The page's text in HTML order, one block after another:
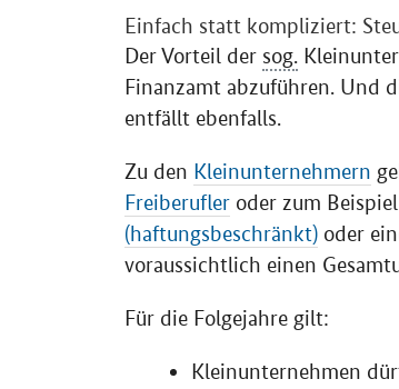
Einfach statt kompliziert:
Der Vorteil der sog.
Finanzamt abzuführen. Und
entfällt ebenfalls.
Zu den Kleinunternehmern
Freiberufler oder zum
(haftungsbeschränkt) oder
voraussichtlich einen
Für die Folgejahre gilt:
Kleinunternehmen